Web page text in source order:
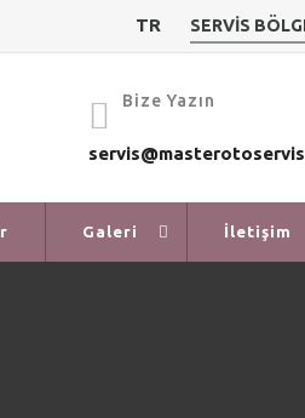
TR SERVİS
Bize Yazın
Galeri İletişim